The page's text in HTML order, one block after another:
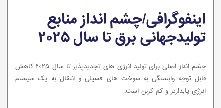
اینفوگرافی/چشم انداز منابع
تولیدجهانی برق تا سال ۲۰۲۵
چشم انداز اصلی برای تولید انرژی های تجدیدپذیر تا سال ۲۰۲۵ کاهش
قابل توجه وابستگی به سوخت های فسیلی و انتقال به یک سیستم
انرژی پایدارتر و کم کربن است.